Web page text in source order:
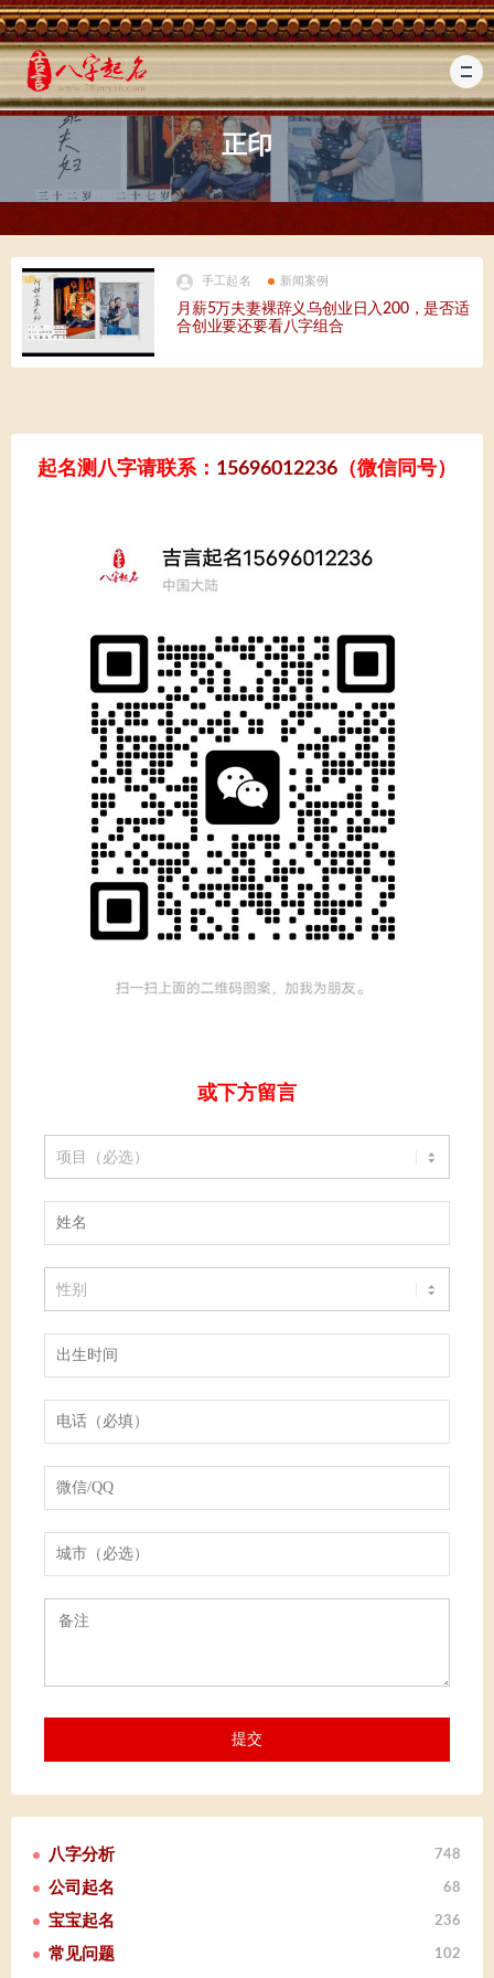
正印
手工起名 新闻案例
月薪5万夫妻裸辞义乌创业日入200，是否适
合创业要还要看八字组合
起名测八字请联系： 15696012236 （微信同号）
或下方留言
八字分析 748
公司起名 68
宝宝起名 236
常见问题 102